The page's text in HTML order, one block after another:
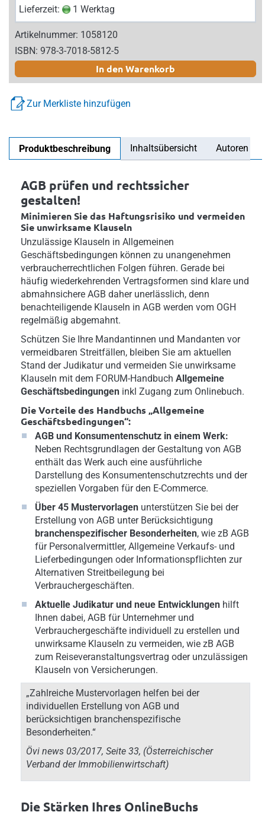
Lieferzeit:
1 Werktag
Artikelnummer: 1058120
ISBN: 978-3-7018-5812-5
In den Warenkorb
Zur Merkliste hinzufügen
Produktbeschreibung Inhaltsübersicht Autoren
AGB prüfen und rechtssicher
gestalten!
Minimieren Sie das Haftungsrisiko und vermeiden
Sie unwirksame Klauseln
Unzulässige Klauseln in Allgemeinen
Geschäftsbedingungen können zu unangenehmen
verbraucherrechtlichen Folgen führen. Gerade bei
häufig wiederkehrenden Vertragsformen sind klare und
abmahnsichere AGB daher unerlässlich, denn
benachteiligende Klauseln in AGB werden vom OGH
regelmäßig abgemahnt.
Schützen Sie Ihre Mandantinnen und Mandanten vor
vermeidbaren Streitfällen, bleiben Sie am aktuellen
Stand der Judikatur und vermeiden Sie unwirksame
Klauseln mit dem FORUM-Handbuch Allgemeine
Geschäftsbedingungen inkl Zugang zum Onlinebuch.
Die Vorteile des Handbuchs „Allgemeine
Geschäftsbedingungen“:
AGB und Konsumentenschutz in einem Werk:
Neben Rechtsgrundlagen der Gestaltung von AGB
enthält das Werk auch eine ausführliche
Darstellung des Konsumentenschutzrechts und der
speziellen Vorgaben für den E-Commerce.
Über 45 Mustervorlagen unterstützen Sie bei der
Erstellung von AGB unter Berücksichtigung
branchenspezifischer Besonderheiten, wie zB AGB
für Personalvermittler, Allgemeine Verkaufs- und
Lieferbedingungen oder Informationspflichten zur
Alternativen Streitbeilegung bei
Verbrauchergeschäften.
Aktuelle Judikatur und neue Entwicklungen hilft
Ihnen dabei, AGB für Unternehmer und
Verbrauchergeschäfte individuell zu erstellen und
unwirksame Klauseln zu vermeiden, wie zB AGB
zum Reiseveranstaltungsvertrag oder unzulässigen
Klauseln von Versicherungen.
„Zahlreiche Mustervorlagen helfen bei der
individuellen Erstellung von AGB und
berücksichtigen branchenspezifische
Besonderheiten.“
Övi news 03/2017, Seite 33, (Österreichischer
Verband der Immobilienwirtschaft)
Die Stärken Ihres OnlineBuchs